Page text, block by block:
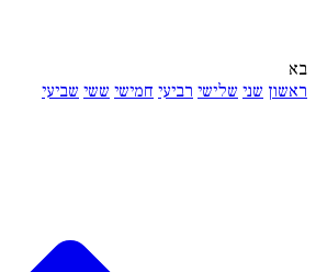
בא
ראשון שני שלישי רביעי חמישי ששי שביעי